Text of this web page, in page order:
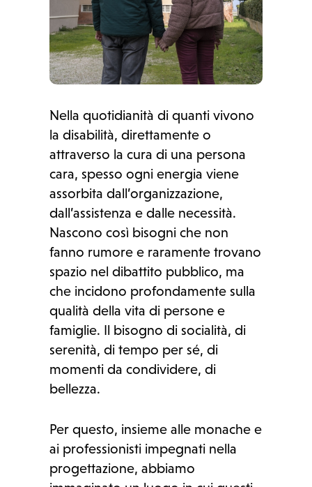
Nella quotidianità di quanti vivono
la disabilità, direttamente o
attraverso la cura di una persona
cara, spesso ogni energia viene
assorbita dall’organizzazione,
dall’assistenza e dalle necessità.
Nascono così bisogni che non
fanno rumore e raramente trovano
spazio nel dibattito pubblico, ma
che incidono profondamente sulla
qualità della vita di persone e
famiglie. Il bisogno di socialità, di
serenità, di tempo per sé, di
momenti da condividere, di
bellezza.
Per questo, insieme alle monache e
ai professionisti impegnati nella
progettazione, abbiamo